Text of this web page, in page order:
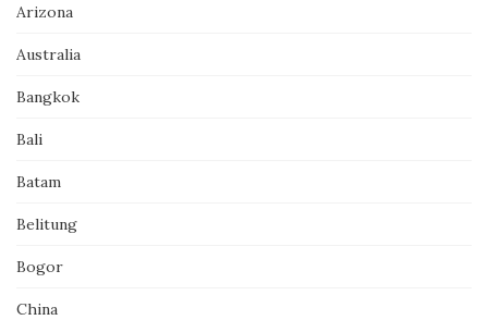
Arizona
Australia
Bangkok
Bali
Batam
Belitung
Bogor
China